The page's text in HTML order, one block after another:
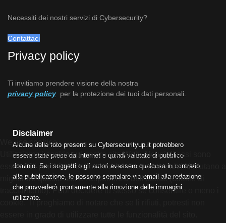
Necessiti dei nostri servizi di Cybersecurity?
Contattaci
Privacy policy
Ti invitiamo prendere visione della nostra
privacy policy per la protezione dei tuoi dati personali.
Disclaimer
Alcune delle foto presenti su Cybersecurityup.it potrebbero
essere state prese da Internet e quindi valutate di pubblico
dominio. Se i soggetti o gli autori avessero qualcosa in contrario
alla pubblicazione, lo possono segnalare via email alla redazione
che provvederà prontamente alla rimozione delle immagini
utilizzate.
We use cookies
Utilizziamo i cookie sul nostro sito Web. Alcuni di essi sono
essenziali per il funzionamento del sito, mentre altri ci aiutano a
migliorare questo sito e l'esperienza dell'utente (cookie di
tracciamento). Puoi decidere tu stesso se consentire o meno i
cookie. Ti preghiamo di notare che se li rifiuti, potresti non